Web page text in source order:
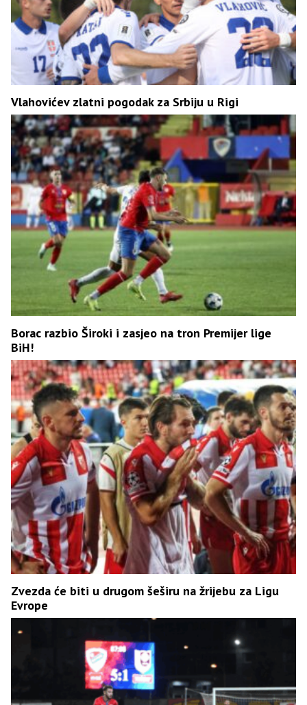
Vlahovićev zlatni pogodak za Srbiju u Rigi
Borac razbio Široki i zasjeo na tron Premijer lige
BiH!
Zvezda će biti u drugom šeširu na žrijebu za Ligu
Evrope